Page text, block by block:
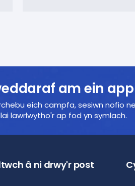
am ein app
eich campfa, sesiwn nofio
lawrlwytho'r ap fod yn symlach.
â ni drwy'r post